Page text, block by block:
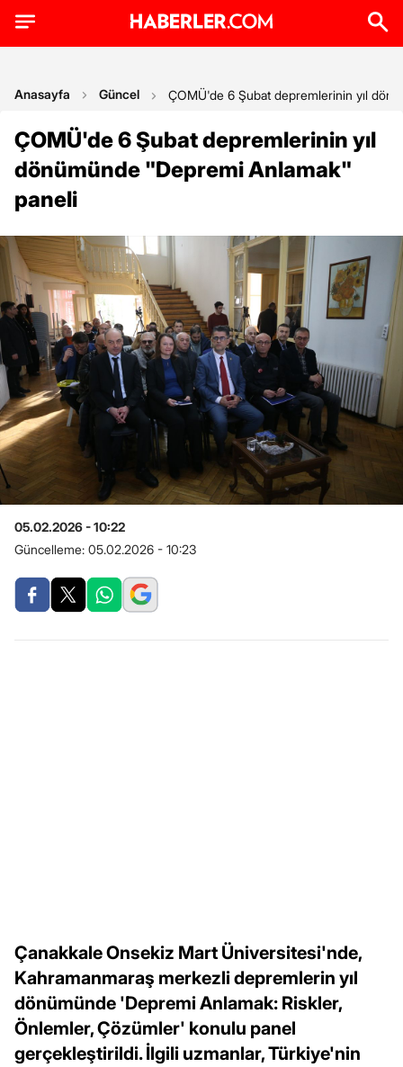
Anasayfa Güncel ÇOMÜ'de 6 Şubat depremlerinin yıl
ÇOMÜ'de 6 Şubat depremlerinin yıl
dönümünde "Depremi Anlamak"
paneli
05.02.2026 - 10:22
Güncelleme: 05.02.2026 - 10:23
Çanakkale Onsekiz Mart Üniversitesi'nde,
Kahramanmaraş merkezli depremlerin yıl
dönümünde 'Depremi Anlamak: Riskler,
Önlemler, Çözümler' konulu panel
gerçekleştirildi. İlgili uzmanlar, Türkiye'nin